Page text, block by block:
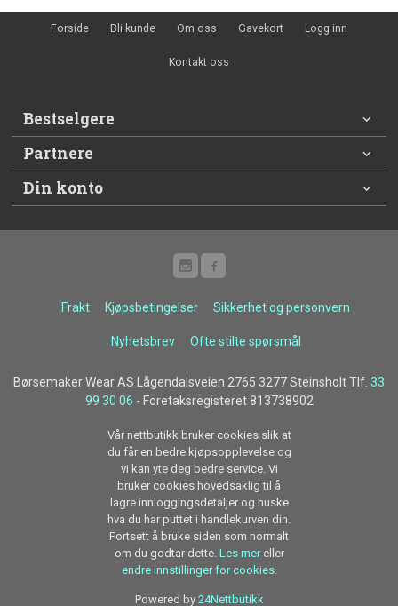
Forside Bli kunde Om oss Gavekort Logg inn
Kontakt oss
Bestselgere
Partnere
Din konto
Frakt Kjøpsbetingelser Sikkerhet og personvern
Nyhetsbrev Ofte stilte spørsmål
Børsemaker Wear AS Lågendalsveien 2765 3277 Steinsholt Tlf. 33
99 30 06 - Foretaksregisteret 813738902
Vår nettbutikk bruker cookies slik at
du får en bedre kjøpsopplevelse og
vi kan yte deg bedre service. Vi
bruker cookies hovedsaklig til å
lagre innloggingsdetaljer og huske
hva du har puttet i handlekurven din.
Fortsett å bruke siden som normalt
om du godtar dette. Les mer eller
endre innstillinger for cookies.
Powered by 24Nettbutikk